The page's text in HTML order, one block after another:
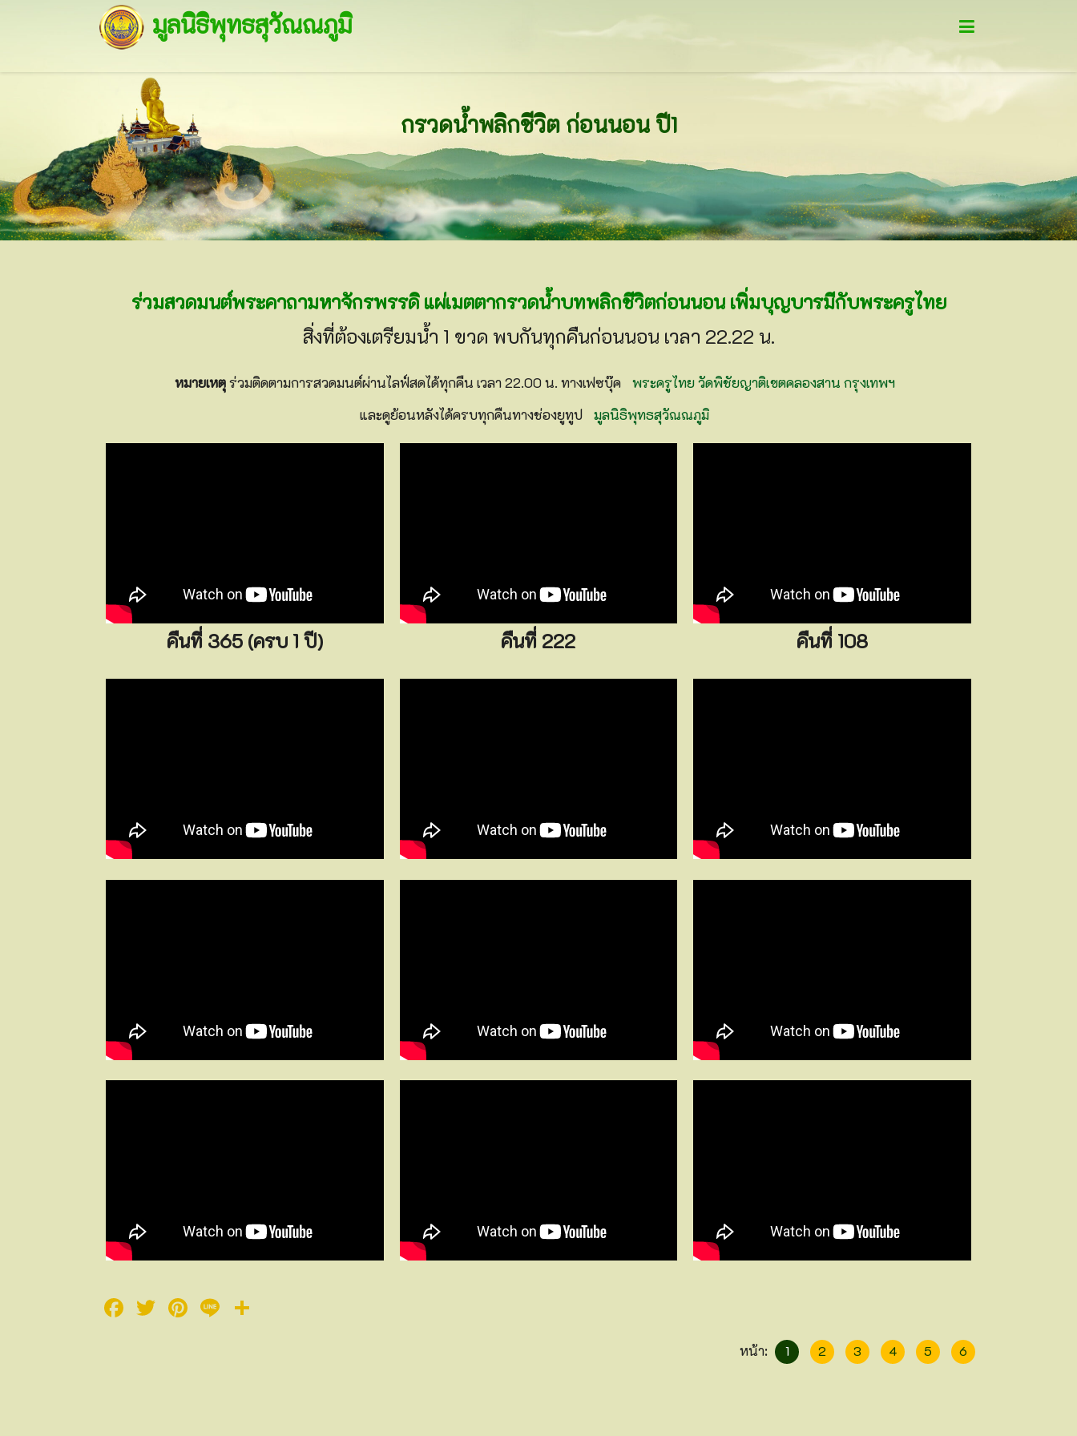
มูลนิธิพุทธสุวัณณภูมิ
กรวดน้ำพลิกชีวิต ก่อนนอน ปี1
ร่วมสวดมนต์พระคาถามหาจักรพรรดิ แผ่เมตตากรวดน้ำบทพลิกชีวิตก่อนนอน เพิ่มบุญบารมีกับพระครูไทย
สิ่งที่ต้องเตรียมน้ำ 1 ขวด พบกันทุกคืนก่อนนอน เวลา 22.22 น.
หมายเหตุร่วมติดตามการสวดมนต์ผ่านไลฟ์สดได้ทุกคืน เวลา 22.00 น. ทางเฟซบุ๊ค
พระครูไทย วัดพิชัยญาติเขตคลองสาน กรุงเทพฯ
และดูย้อนหลังได้ครบทุกคืนทางช่องยูทูป
มูลนิธิพุทธสุวัณณภูมิ
คืนที่ 365 (ครบ 1 ปี) คืนที่ 222 คืนที่ 108
Facebook
Twitter
Pinterest
Line
หน้า: 1 2 3 4 5 6